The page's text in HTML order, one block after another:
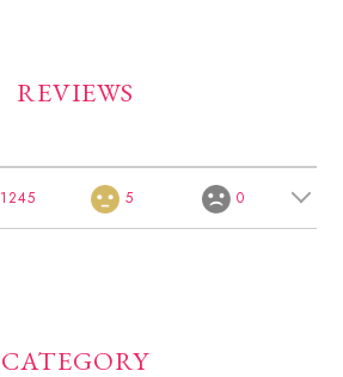
REVIEWS
1245 5 0
CATEGORY